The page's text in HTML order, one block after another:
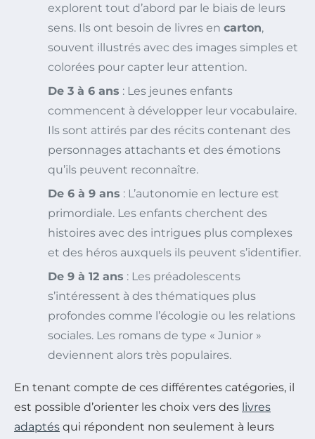
explorent tout d’abord par le biais de leurs
sens. Ils ont besoin de livres en carton,
souvent illustrés avec des images simples et
colorées pour capter leur attention.
De 3 à 6 ans : Les jeunes enfants
commencent à développer leur vocabulaire.
Ils sont attirés par des récits contenant des
personnages attachants et des émotions
qu’ils peuvent reconnaître.
De 6 à 9 ans : L’autonomie en lecture est
primordiale. Les enfants cherchent des
histoires avec des intrigues plus complexes
et des héros auxquels ils peuvent s’identifier.
De 9 à 12 ans : Les préadolescents
s’intéressent à des thématiques plus
profondes comme l’écologie ou les relations
sociales. Les romans de type « Junior »
deviennent alors très populaires.
En tenant compte de ces différentes catégories, il
est possible d’orienter les choix vers des livres
adaptés qui répondent non seulement à leurs